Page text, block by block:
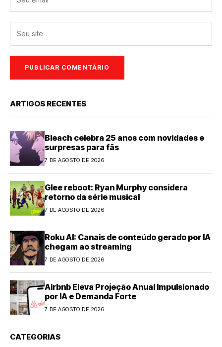
ARTIGOS RECENTES
Bleach celebra 25 anos com novidades e
surpresas para fãs
7 DE AGOSTO DE 2026
Glee reboot: Ryan Murphy considera
retorno da série musical
7 DE AGOSTO DE 2026
Roku AI: Canais de conteúdo gerado por IA
chegam ao streaming
7 DE AGOSTO DE 2026
Airbnb Eleva Projeção Anual Impulsionado
por IA e Demanda Forte
7 DE AGOSTO DE 2026
CATEGORIAS